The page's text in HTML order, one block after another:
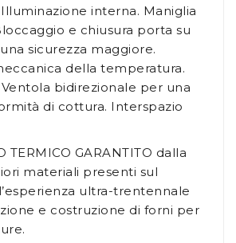
interna. Maniglia
e chiusura porta su
sicurezza maggiore.
della temperatura.
bidirezionale per una
di cottura. Interspazio
TERMICO GARANTITO dalla
materiali presenti sul
ultra-trentennale
e costruzione di forni per